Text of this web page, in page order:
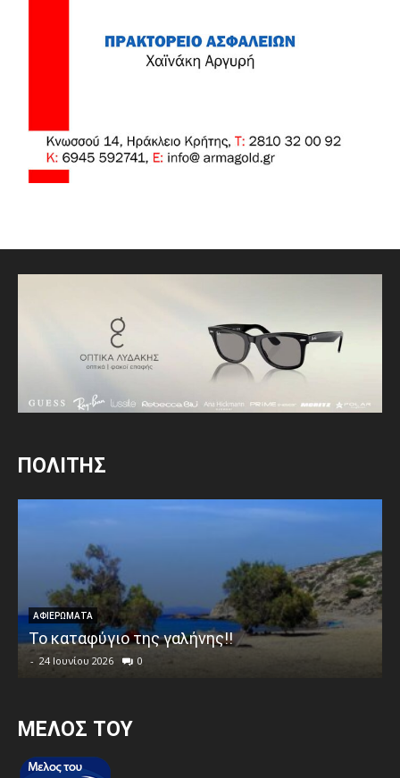
ΠΟΛΙΤΗΣ
ΑΦΙΕΡΩΜΑΤΑ
Το καταφύγιο της γαλήνης!!
- 24 Ιουνίου 2026 0
MEΛΟΣ ΤΟΥ